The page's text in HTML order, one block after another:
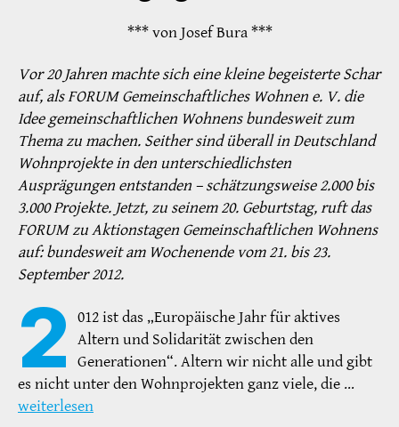
*** von Josef Bura ***
Vor 20 Jahren machte sich eine kleine begeisterte Schar
auf, als FORUM Gemeinschaftliches Wohnen e. V. die
Idee gemeinschaftlichen Wohnens bundesweit zum
Thema zu machen. Seither sind überall in Deutschland
Wohnprojekte in den unterschiedlichsten
Ausprägungen entstanden – schätzungsweise 2.000 bis
3.000 Projekte. Jetzt, zu seinem 20. Geburtstag, ruft das
FORUM zu Aktionstagen Gemeinschaftlichen Wohnens
auf: bundesweit am Wochenende vom 21. bis 23.
September 2012.
2 012 ist das „Europäische Jahr für aktives
Altern und Solidarität zwischen den
Generationen“. Altern wir nicht alle und gibt
es nicht unter den Wohnprojekten ganz viele, die …
weiterlesen